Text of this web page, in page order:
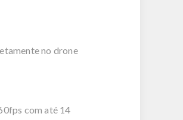
no drone
com até 14